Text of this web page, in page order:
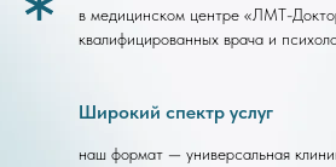
в медицинском центре «ЛМТ-
квалифицированных врача и
Широкий спектр услуг
наш формат — универсальная